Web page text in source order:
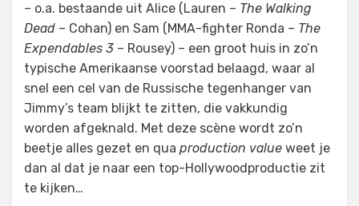
– o.a. bestaande uit Alice (Lauren – The Walking
Dead – Cohan) en Sam (MMA-fighter Ronda – The
Expendables 3 – Rousey) – een groot huis in zo’n
typische Amerikaanse voorstad belaagd, waar al
snel een cel van de Russische tegenhanger van
Jimmy’s team blijkt te zitten, die vakkundig
worden afgeknald. Met deze scène wordt zo’n
beetje alles gezet en qua production value weet je
dan al dat je naar een top-Hollywoodproductie zit
te kijken…